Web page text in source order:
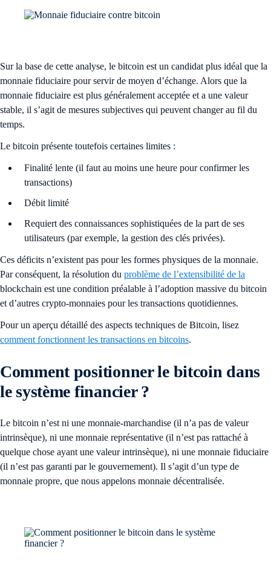
Sur la base de cette analyse, le bitcoin est un candidat plus idéal que la
monnaie fiduciaire pour servir de moyen d’échange. Alors que la
monnaie fiduciaire est plus généralement acceptée et a une valeur
stable, il s’agit de mesures subjectives qui peuvent changer au fil du
temps.
Le bitcoin présente toutefois certaines limites :
Finalité lente (il faut au moins une heure pour confirmer les
transactions)
Débit limité
Requiert des connaissances sophistiquées de la part de ses
utilisateurs (par exemple, la gestion des clés privées).
Ces déficits n’existent pas pour les formes physiques de la monnaie.
Par conséquent, la résolution du problème de l’extensibilité de la
blockchain est une condition préalable à l’adoption massive du bitcoin
et d’autres crypto-monnaies pour les transactions quotidiennes.
Pour un aperçu détaillé des aspects techniques de Bitcoin, lisez
comment fonctionnent les transactions en bitcoins.
Comment positionner le bitcoin dans
le système financier ?
Le bitcoin n’est ni une monnaie-marchandise (il n’a pas de valeur
intrinsèque), ni une monnaie représentative (il n’est pas rattaché à
quelque chose ayant une valeur intrinsèque), ni une monnaie fiduciaire
(il n’est pas garanti par le gouvernement). Il s’agit d’un type de
monnaie propre, que nous appelons monnaie décentralisée.